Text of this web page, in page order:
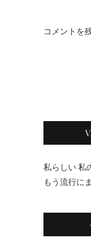
コメントを
私らしい 私
もう流行に